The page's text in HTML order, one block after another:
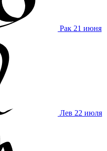
Рак 21 июня
Лев 22 июля